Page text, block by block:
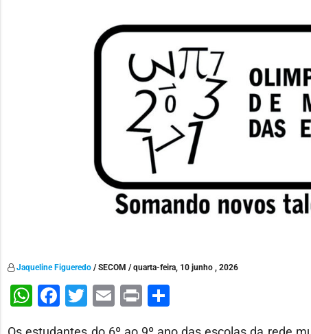
Jaqueline Figueredo / SECOM / quarta-feira, 10 junho , 2026
WhatsApp
Facebook
Twitter
Email
Print